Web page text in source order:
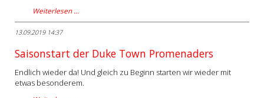
Weiterlesen …
13.09.2019 14:37
Saisonstart der Duke Town Promenaders
Endlich wieder da! Und gleich zu Beginn starten wir wieder mit
etwas besonderem.